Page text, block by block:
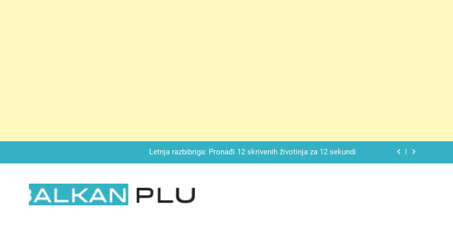
Letnja razbibriga: Pronađi 12 skrivenih životinja za 12 sekundi
Matematički zadatak koji je podijelio Balkan: Do tačnog odgovora izgleda još nismo stigli